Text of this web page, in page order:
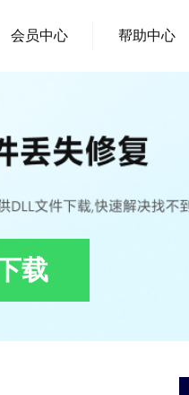
会员中心 帮助中心
载